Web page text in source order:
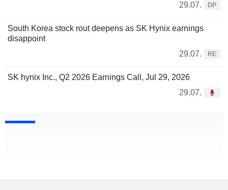
29.07.
DP
South Korea stock rout deepens as SK Hynix earnings
disappoint
29.07.
RE
SK hynix Inc., Q2 2026 Earnings Call, Jul 29, 2026
29.07.